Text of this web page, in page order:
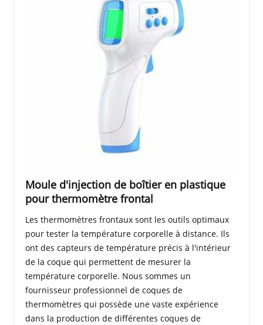
Moule d'injection de boîtier en plastique
pour thermomètre frontal
Les thermomètres frontaux sont les outils optimaux
pour tester la température corporelle à distance. Ils
ont des capteurs de température précis à l'intérieur
de la coque qui permettent de mesurer la
température corporelle. Nous sommes un
fournisseur professionnel de coques de
thermomètres qui possède une vaste expérience
dans la production de différentes coques de